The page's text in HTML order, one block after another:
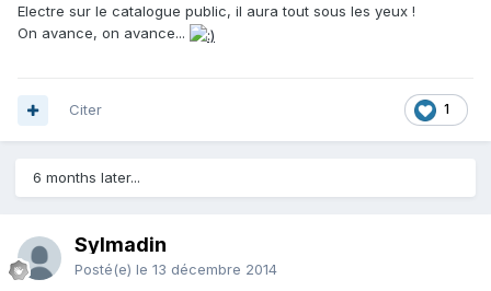
Electre sur le catalogue public, il aura tout sous les yeux !
On avance, on avance...
1
Citer
6 months later...
Sylmadin
Posté(e) le 13 décembre 2014